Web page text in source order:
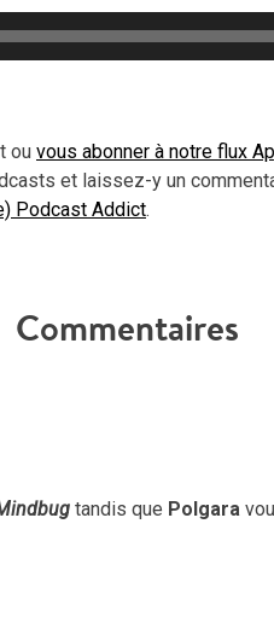
ou vous abonner à notre flux
et laissez-y un
Podcast Addict.
Commentaires
tandis que Polgara